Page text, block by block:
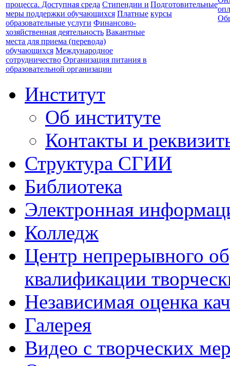
процесса. Доступная среда Стипендии и
меры поддержки обучающихся Платные
образовательные услуги Финансово-
хозяйственная деятельность Вакантные
места для приема (перевода)
обучающихся Международное
сотрудничество Организация питания в
образовательной организации
Подготовительные
курсы
Институт
Об институте
Контакты и
Структура СГИИ
Библиотека
Электронная
Колледж
Центр непрерывного
квалификации
Независимая оценка
Галерея
Видео с творческих